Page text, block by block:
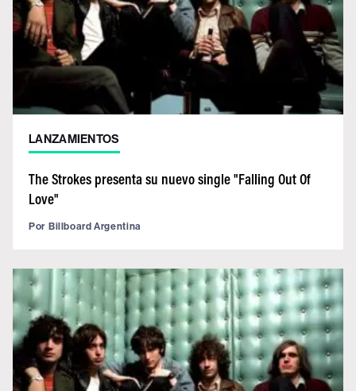
LANZAMIENTOS
The Strokes presenta su nuevo single "Falling Out Of
Love"
Por Billboard Argentina